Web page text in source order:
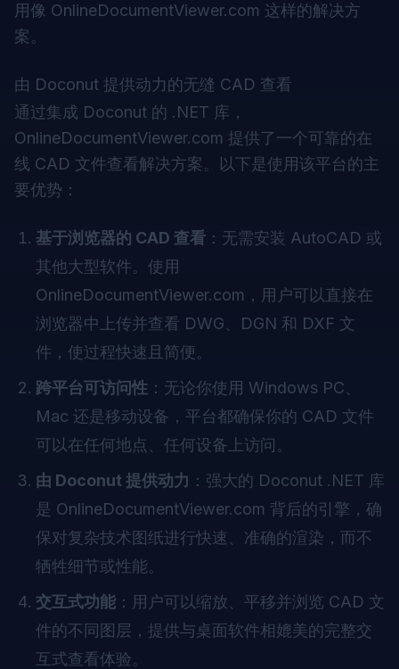
用像 OnlineDocumentViewer.com 这样的解决方
案。
由 Doconut 提供动力的无缝 CAD 查看
通过集成 Doconut 的 .NET 库，
OnlineDocumentViewer.com 提供了一个可靠的在
线 CAD 文件查看解决方案。以下是使用该平台的主
要优势：
基于浏览器的 CAD 查看 ：无需安装 AutoCAD 或
其他大型软件。使用
OnlineDocumentViewer.com，用户可以直接在
浏览器中上传并查看 DWG、DGN 和 DXF 文
件，使过程快速且简便。
跨平台可访问性 ：无论你使用 Windows PC、
Mac 还是移动设备，平台都确保你的 CAD 文件
可以在任何地点、任何设备上访问。
由 Doconut 提供动力 ：强大的 Doconut .NET 库
是 OnlineDocumentViewer.com 背后的引擎，确
保对复杂技术图纸进行快速、准确的渲染，而不
牺牲细节或性能。
交互式功能 ：用户可以缩放、平移并浏览 CAD 文
件的不同图层，提供与桌面软件相媲美的完整交
互式查看体验。